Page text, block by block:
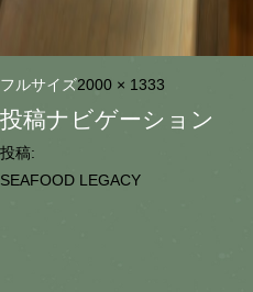
フルサイズ2000 × 1333
投稿ナビゲーション
投稿:
SEAFOOD LEGACY